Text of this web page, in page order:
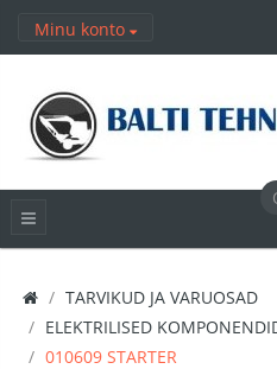
Minu konto
TARVIKUD JA VARUOSAD
ELEKTRILISED
010609 STARTER